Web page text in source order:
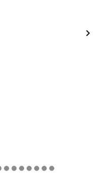
